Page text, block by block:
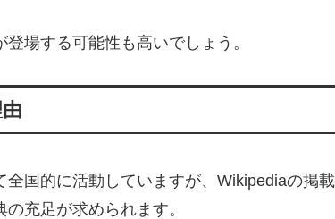
場する可能性も高いでしょう。
国的に活動していますが、Wikipediaの掲載
充足が求められます。